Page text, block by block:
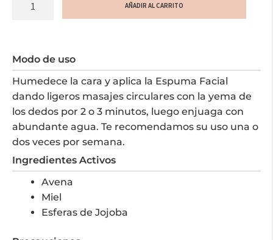
y
Miel-
Tipo
de
Piel
Normal-
120
cantidad
AÑADIR AL CARRITO
Modo de uso
Humedece la cara y aplica la Espuma Facial
dando ligeros masajes circulares con la yema de
los dedos por 2 o 3 minutos, luego enjuaga con
abundante agua. Te recomendamos su uso una o
dos veces por semana.
Ingredientes Activos
Avena
Miel
Esferas de Jojoba